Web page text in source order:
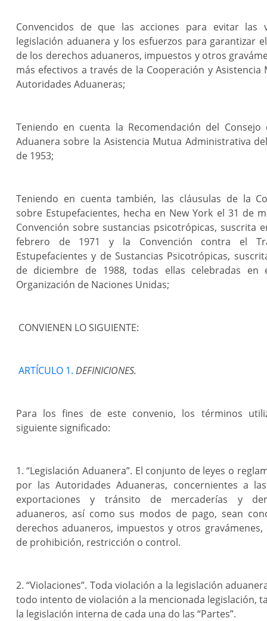
Convencidos de que las acciones para evitar las
legislación aduanera y los esfuerzos para garantizar
de los derechos aduaneros, impuestos y otros
más efectivos a través de la Cooperación y
Autoridades Aduaneras;
Teniendo en cuenta la Recomendación del Consejo
Aduanera sobre la Asistencia Mutua Administrativa
de 1953;
Teniendo en cuenta también, las cláusulas de la
sobre Estupefacientes, hecha en New York el 31 de
Convención sobre sustancias psicotrópicas, suscrita
febrero de 1971 y la Convención contra el
Estupefacientes y de Sustancias Psicotrópicas,
de diciembre de 1988, todas ellas celebradas
Organización de Naciones Unidas;
CONVIENEN LO SIGUIENTE:
ARTÍCULO 1. DEFINICIONES.
Para los fines de este convenio, los términos
siguiente significado:
1. “Legislación Aduanera”. El conjunto de leyes o
por las Autoridades Aduaneras, concernientes a
exportaciones y tránsito de mercaderías y
aduaneros, así como sus modos de pago, sean
derechos aduaneros, impuestos y otros
de prohibición, restricción o control.
2. “Violaciones”. Toda violación a la legislación
todo intento de violación a la mencionada legislación,
la legislación interna de cada una do las “Partes”.